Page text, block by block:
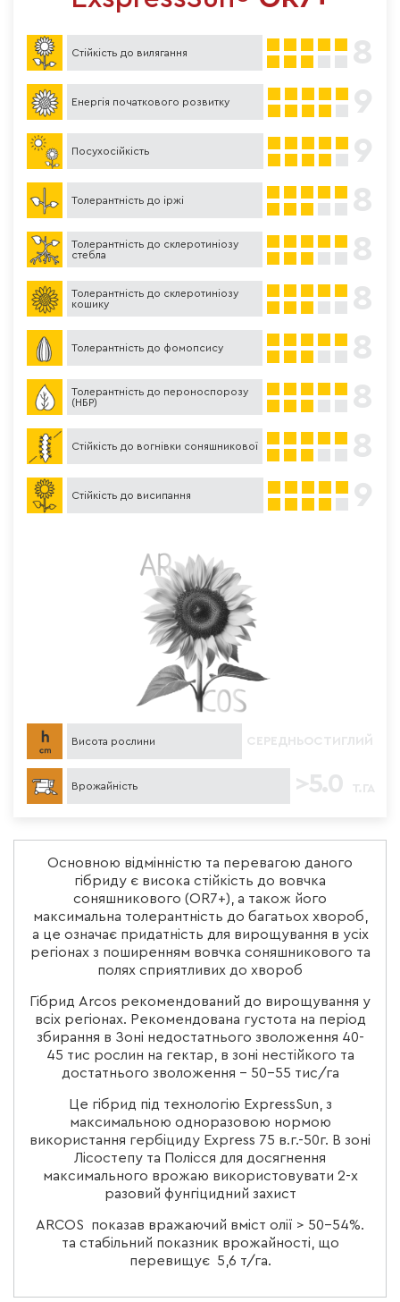
Стійкість до вилягання 8
Енергія початкового розвитку 9
Посухосійкість 9
Толерантність до іржі 8
Толерантність до склеротиніозу
стебла
8
Толерантність до склеротиніозу
кошику
8
Толерантність до фомопсису 8
Толерантність до пероноспорозу
(НБР)
8
Стійкість до вогнівки соняшникової 8
Стійкість до висипання 9
Висота рослини СЕРЕДНЬОСТИГЛИЙ
Врожайність >5.0 Т. ГА
Основною відмінністю та перевагою даного
гібриду є висока стійкість до вовчка
соняшникового (OR7+), а також його
максимальна толерантність до багатьох хвороб,
а це означає придатність для вирощування в усіх
регіонах з поширенням вовчка соняшникового та
полях сприятливих до хвороб
Гібрид Arcos рекомендований до вирощування у
всіх регіонах. Рекомендована густота на період
збирання в Зоні недостатнього зволоження 40-
45 тис рослин на гектар, в зоні нестійкого та
достатнього зволоження – 50-55 тис/га
Це гібрид під технологію ExpressSun, з
максимальною одноразовою нормою
використання гербіциду Express 75 в.г.-50г. В зоні
Лісостепу та Полісся для досягнення
максимального врожаю використовувати 2-х
разовий фунгіцидний захист
ARCOS показав вражаючий вміст олії > 50-54%.
та стабільний показник врожайності, що
перевищує 5,6 т/га.